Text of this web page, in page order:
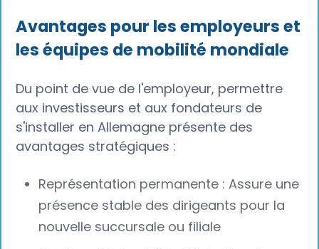
Avantages pour les employeurs et
les équipes de mobilité mondiale
Du point de vue de l'employeur, permettre
aux investisseurs et aux fondateurs de
s'installer en Allemagne présente des
avantages stratégiques :
Représentation permanente : Assure une
présence stable des dirigeants pour la
nouvelle succursale ou filiale